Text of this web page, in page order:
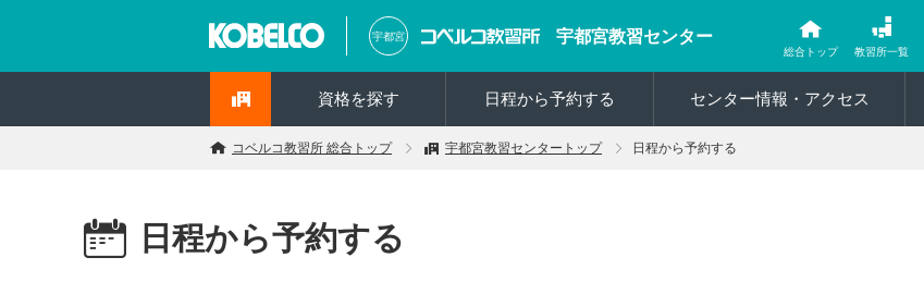
宇都宮 宇都宮教習センター
総合トップ 教習所一覧
資格を探す 日程から予約する センター情報・アクセス
コベルコ教習所 総合トップ 宇都宮教習センタートップ 日程から予約する
日程から予約する